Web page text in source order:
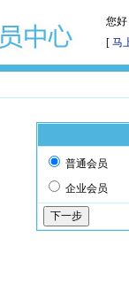
您
[ 马
普通会员
企业会员